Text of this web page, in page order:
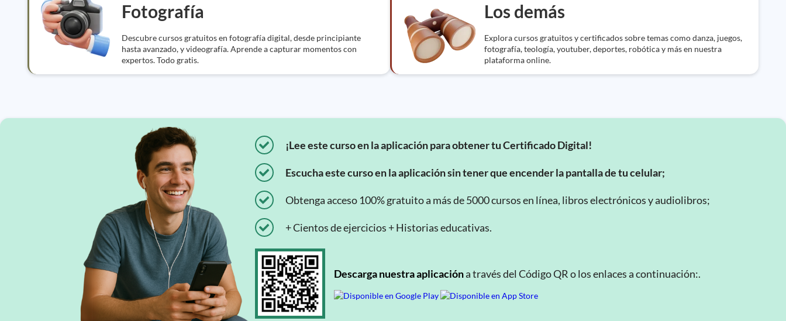
Fotografía
Descubre cursos gratuitos en fotografía digital, desde principiante
hasta avanzado, y videografía. Aprende a capturar momentos con
expertos. Todo gratis.
Los demás
Explora cursos gratuitos y certificados sobre temas como danza, juegos,
fotografía, teología, youtuber, deportes, robótica y más en nuestra
plataforma online.
¡Lee este curso en la aplicación para obtener tu Certificado Digital!
Escucha este curso en la aplicación sin tener que encender la pantalla de tu celular;
Obtenga acceso 100% gratuito a más de 5000 cursos en línea, libros electrónicos y audiolibros;
+ Cientos de ejercicios + Historias educativas.
Descarga nuestra aplicacióna través del Código QR o los enlaces a continuación:.